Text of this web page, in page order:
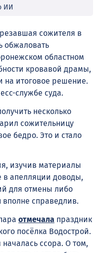
ИИ
сожителя в
обжаловать
областном
кровавой драмы,
на итоговое решение.
службе суда.
несколько
сожительницу
бедро. Это и стало
изучив материалы
в апелляции доводы,
для отмены либо
справедлив.
отмечала праздник
посёлка Водострой.
началась ссора. О том,